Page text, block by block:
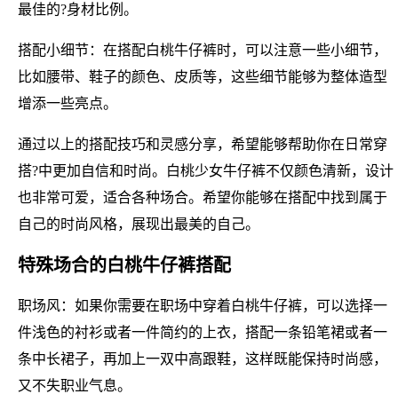
最佳的?身材比例。
搭配小细节：在搭配白桃牛仔裤时，可以注意一些小细节，
比如腰带、鞋子的颜色、皮质等，这些细节能够为整体造型
增添一些亮点。
通过以上的搭配技巧和灵感分享，希望能够帮助你在日常穿
搭?中更加自信和时尚。白桃少女牛仔裤不仅颜色清新，设计
也非常可爱，适合各种场合。希望你能够在搭配中找到属于
自己的时尚风格，展现出最美的自己。
特殊场合的白桃牛仔裤搭配
职场风：如果你需要在职场中穿着白桃牛仔裤，可以选择一
件浅色的衬衫或者一件简约的上衣，搭配一条铅笔裙或者一
条中长裙子，再加上一双中高跟鞋，这样既能保持时尚感，
又不失职业气息。